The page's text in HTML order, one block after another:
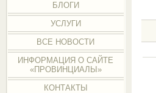
БЛОГИ
УСЛУГИ
ВСЕ НОВОСТИ
ИНФОРМАЦИЯ О САЙТЕ
«ПРОВИНЦИАЛЫ»
КОНТАКТЫ